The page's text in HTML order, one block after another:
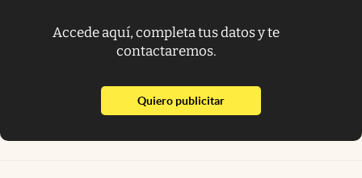
Accede aquí, completa tus datos y te
contactaremos.
Quiero publicitarabre en nueva pestaña